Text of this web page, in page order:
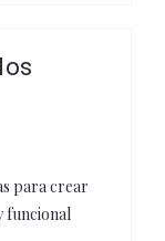
para crear
funcional